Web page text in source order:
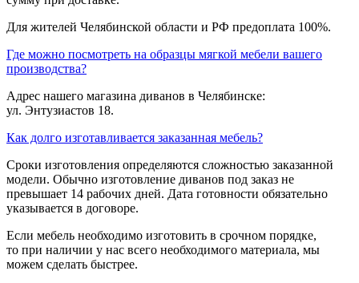
Для жителей Челябинской области и РФ предоплата 100%.
Где можно посмотреть на образцы мягкой мебели вашего
производства?
Адрес нашего магазина диванов в Челябинске:
ул. Энтузиастов 18.
Как долго изготавливается заказанная мебель?
Сроки изготовления определяются сложностью заказанной
модели. Обычно изготовление диванов под заказ не
превышает 14 рабочих дней. Дата готовности обязательно
указывается в договоре.
Если мебель необходимо изготовить в срочном порядке,
то при наличии у нас всего необходимого материала, мы
можем сделать быстрее.